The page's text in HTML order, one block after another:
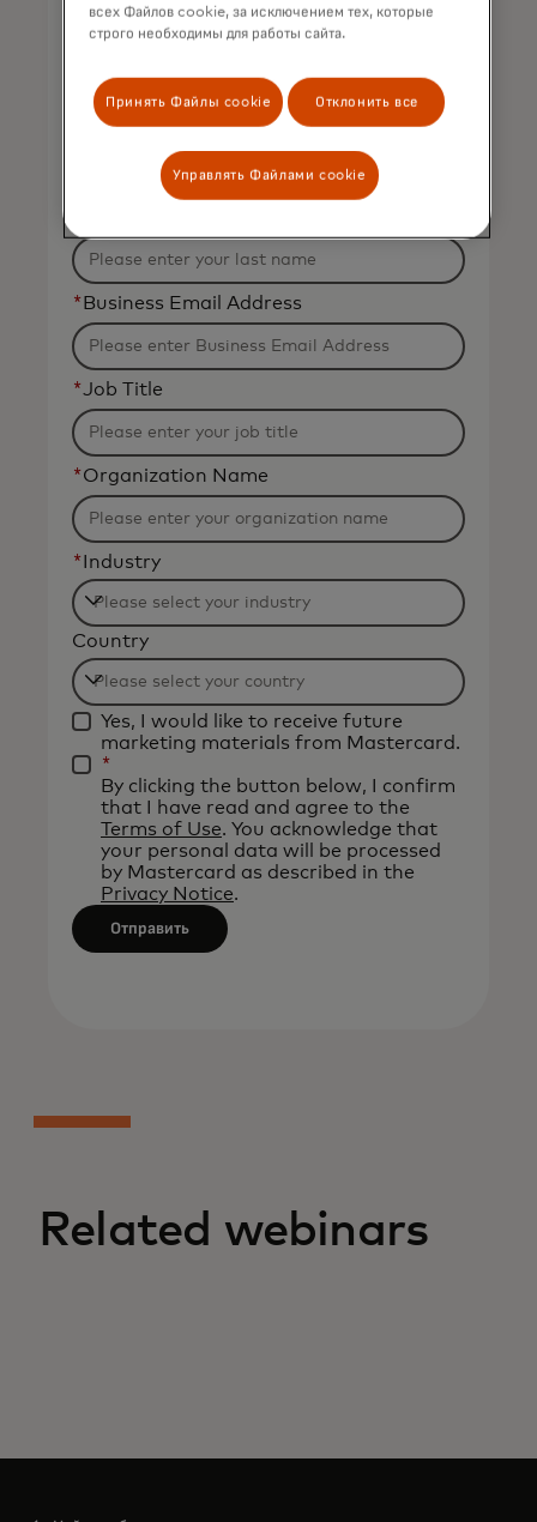
View on-demand
Complete the form to view
on-demand.
First Name
* Business Email Address
*Job Title
*Organization Name
* Industry
Filtering
will
be
applied
after
3
characters.
Country
Filtering
will
be
applied
after
characters.
Yes, I would like to receive future
marketing materials from Mastercard.
*
By clicking the button below, I confirm
that I have read and agree to the
Terms of Use. You acknowledge that
your personal data will be processed
by Mastercard as described in the
Privacy Notice.
Отправить
Related webinars
всех Файлов cookie, за исключением тех, которые
строго необходимы для работы сайта.
Принять Файлы cookie Отклонить все
Управлять Файлами cookie